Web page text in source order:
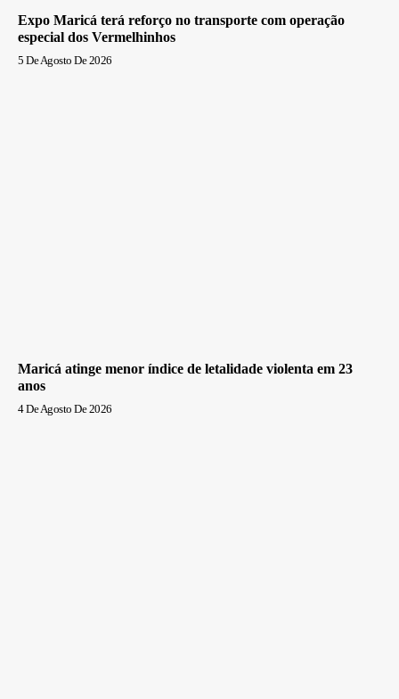
Expo Maricá terá reforço no transporte com operação
especial dos Vermelhinhos
5 De Agosto De 2026
Maricá atinge menor índice de letalidade violenta em 23
anos
4 De Agosto De 2026